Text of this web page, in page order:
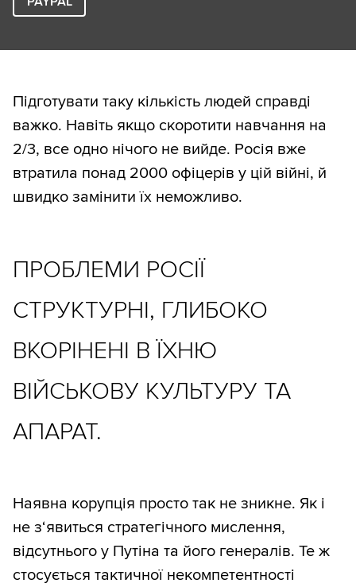
Підготувати таку кількість людей справді
важко. Навіть якщо скоротити навчання на
2/3, все одно нічого не вийде. Росія вже
втратила понад 2000 офіцерів у цій війні, й
швидко замінити їх неможливо.
ПРОБЛЕМИ РОСІЇ
СТРУКТУРНІ, ГЛИБОКО
ВКОРІНЕНІ В ЇХНЮ
ВІЙСЬКОВУ КУЛЬТУРУ ТА
АПАРАТ.
Наявна корупція просто так не зникне. Як і
не з‘явиться стратегічного мислення,
відсутнього у Путіна та його генералів. Те ж
стосується тактичної некомпетентності